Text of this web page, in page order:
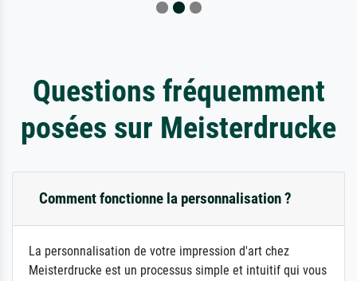
Questions fréquemment
posées sur Meisterdrucke
Comment fonctionne la personnalisation ?
La personnalisation de votre impression d'art chez
Meisterdrucke est un processus simple et intuitif qui vous